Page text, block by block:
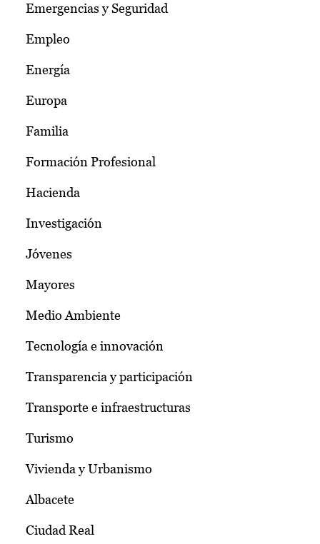
Emergencias y Seguridad
Empleo
Energía
Europa
Familia
Formación Profesional
Hacienda
Investigación
Jóvenes
Mayores
Medio Ambiente
Tecnología e innovación
Transparencia y participación
Transporte e infraestructuras
Turismo
Vivienda y Urbanismo
Albacete
Ciudad Real